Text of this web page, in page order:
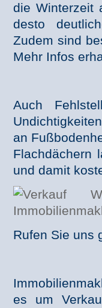
die Winterzeit
desto
Zudem sind
Mehr Infos
Auch
an
Flachdächern
und damit
Rufen Sie uns
es um